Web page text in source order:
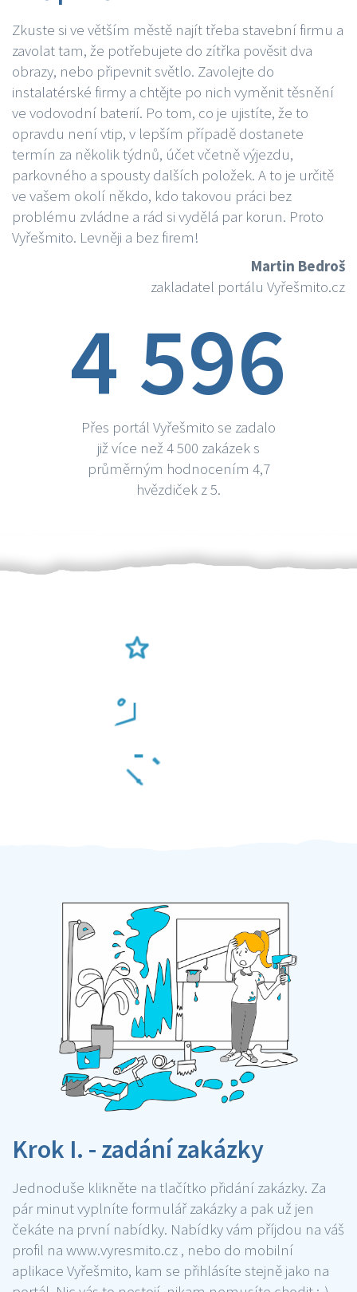
Zkuste si ve větším městě najít třeba stavební firmu a
zavolat tam, že potřebujete do zítřka pověsit dva
obrazy, nebo připevnit světlo. Zavolejte do
instalatérské firmy a chtějte po nich vyměnit těsnění
ve vodovodní baterií. Po tom, co je ujistíte, že to
opravdu není vtip, v lepším případě dostanete
termín za několik týdnů, účet včetně výjezdu,
parkovného a spousty dalších položek. A to je určitě
ve vašem okolí někdo, kdo takovou práci bez
problému zvládne a rád si vydělá par korun. Proto
Vyřešmito. Levněji a bez firem!
Martin Bedroš
zakladatel portálu Vyřešmito.cz
4 596
Přes portál Vyřešmito se zadalo
již více než 4 500 zakázek s
průměrným hodnocením 4,7
hvězdiček z 5.
Krok I. - zadání zakázky
Jednoduše klikněte na tlačítko přidání zakázky. Za
pár minut vyplníte formulář zakázky a pak už jen
čekáte na první nabídky. Nabídky vám příjdou na váš
profil na www.vyresmito.cz , nebo do mobilní
aplikace Vyřešmito, kam se přihlásíte stejně jako na